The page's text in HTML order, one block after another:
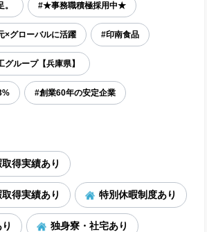
#★事務職積極採用中★
×グローバルに活躍 #印南食品
グループ【兵庫県】
#創業60年の安定企業
得実績あり
得実績あり 特別休暇制度あり
独身寮・社宅あり